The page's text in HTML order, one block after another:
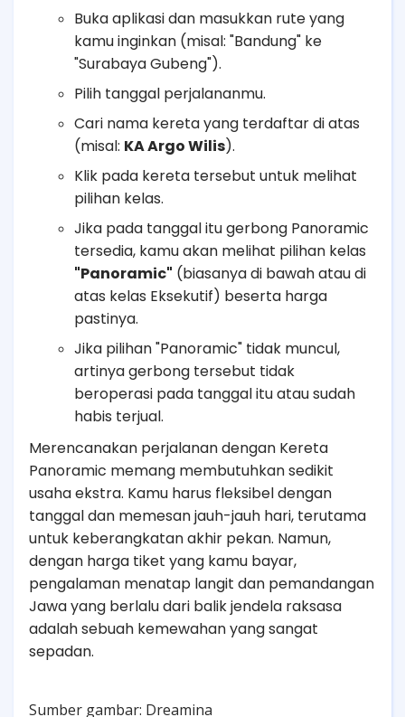
Buka aplikasi dan masukkan rute yang
kamu inginkan (misal: "Bandung" ke
"Surabaya Gubeng").
Pilih tanggal perjalananmu.
Cari nama kereta yang terdaftar di atas
(misal: KA Argo Wilis).
Klik pada kereta tersebut untuk melihat
pilihan kelas.
Jika pada tanggal itu gerbong Panoramic
tersedia, kamu akan melihat pilihan kelas
"Panoramic" (biasanya di bawah atau di
atas kelas Eksekutif) beserta harga
pastinya.
Jika pilihan "Panoramic" tidak muncul,
artinya gerbong tersebut tidak
beroperasi pada tanggal itu atau sudah
habis terjual.
Merencanakan perjalanan dengan Kereta
Panoramic memang membutuhkan sedikit
usaha ekstra. Kamu harus fleksibel dengan
tanggal dan memesan jauh-jauh hari, terutama
untuk keberangkatan akhir pekan. Namun,
dengan harga tiket yang kamu bayar,
pengalaman menatap langit dan pemandangan
Jawa yang berlalu dari balik jendela raksasa
adalah sebuah kemewahan yang sangat
sepadan.
Sumber gambar: Dreamina